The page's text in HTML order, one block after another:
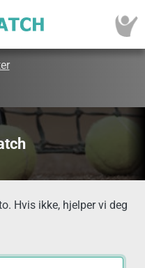
Hvis ikke, hjelper vi deg